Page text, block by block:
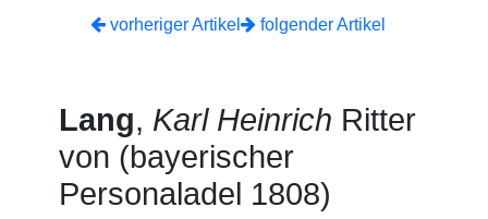
vorheriger Artikel
folgender Artikel
Lang, Karl Heinrich Ritter
von (bayerischer
Personaladel 1808)